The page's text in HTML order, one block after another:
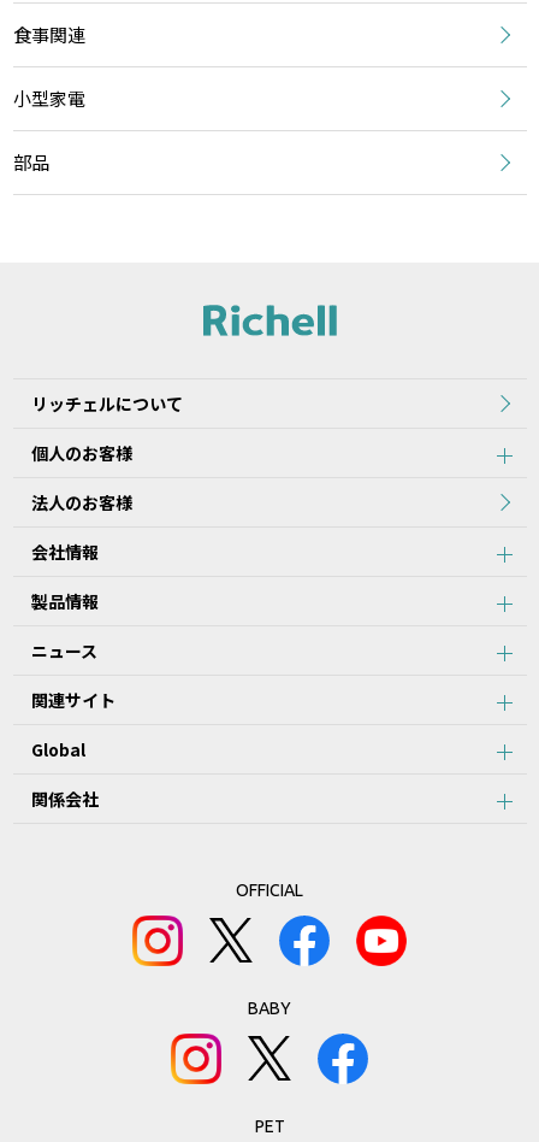
食事関連
小型家電
部品
リッチェルについて
個人のお客様
法人のお客様
会社情報
製品情報
ニュース
関連サイト
Global
関係会社
OFFICIAL
BABY
PET